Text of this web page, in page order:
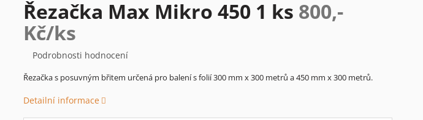
Řezačka Max Mikro 450 1 ks 800,-
Kč/ks
Průměrné
produktu
0,0
Podrobnosti hodnocení
Řezačka s posuvným břitem určená pro balení s folií 300 mm x 300 metrů a 450 mm x 300 metrů.
Detailní informace